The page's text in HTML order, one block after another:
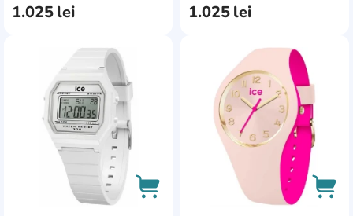
1.025lei 1.025lei
AddCardToFavourite